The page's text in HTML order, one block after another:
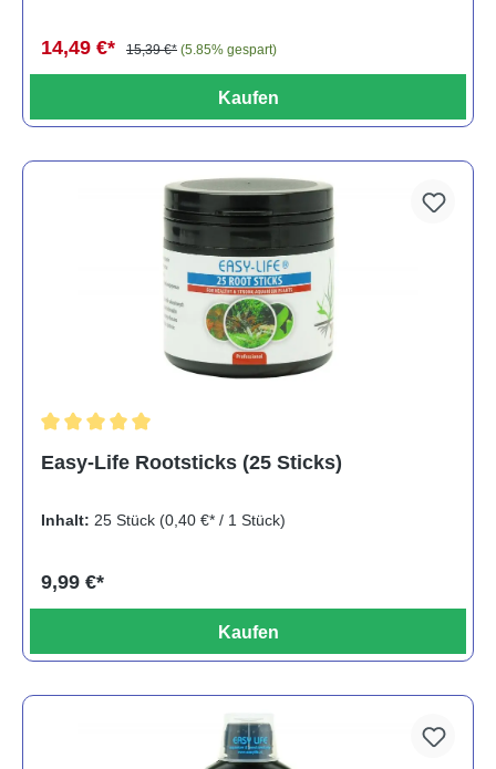
14,49 €* 15,39 €* (5.85% gespart)
Kaufen
Easy-Life Rootsticks (25 Sticks)
Inhalt: 25 Stück (0,40 €* / 1 Stück)
9,99 €*
Kaufen